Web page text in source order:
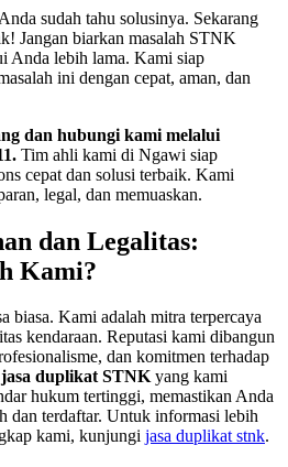
sudah tahu solusinya. Sekarang
Jangan biarkan masalah STNK
Anda lebih lama. Kami siap
ini dengan cepat, aman, dan
dan hubungi kami melalui
Tim ahli kami di Ngawi siap
cepat dan solusi terbaik. Kami
legal, dan memuaskan.
dan Legalitas:
Kami?
biasa. Kami adalah mitra terpercaya
kendaraan. Reputasi kami dibangun
dan komitmen terhadap
jasa duplikat STNKyang kami
hukum tertinggi, memastikan Anda
dan terdaftar. Untuk informasi lebih
kami, kunjungi jasa duplikat stnk.